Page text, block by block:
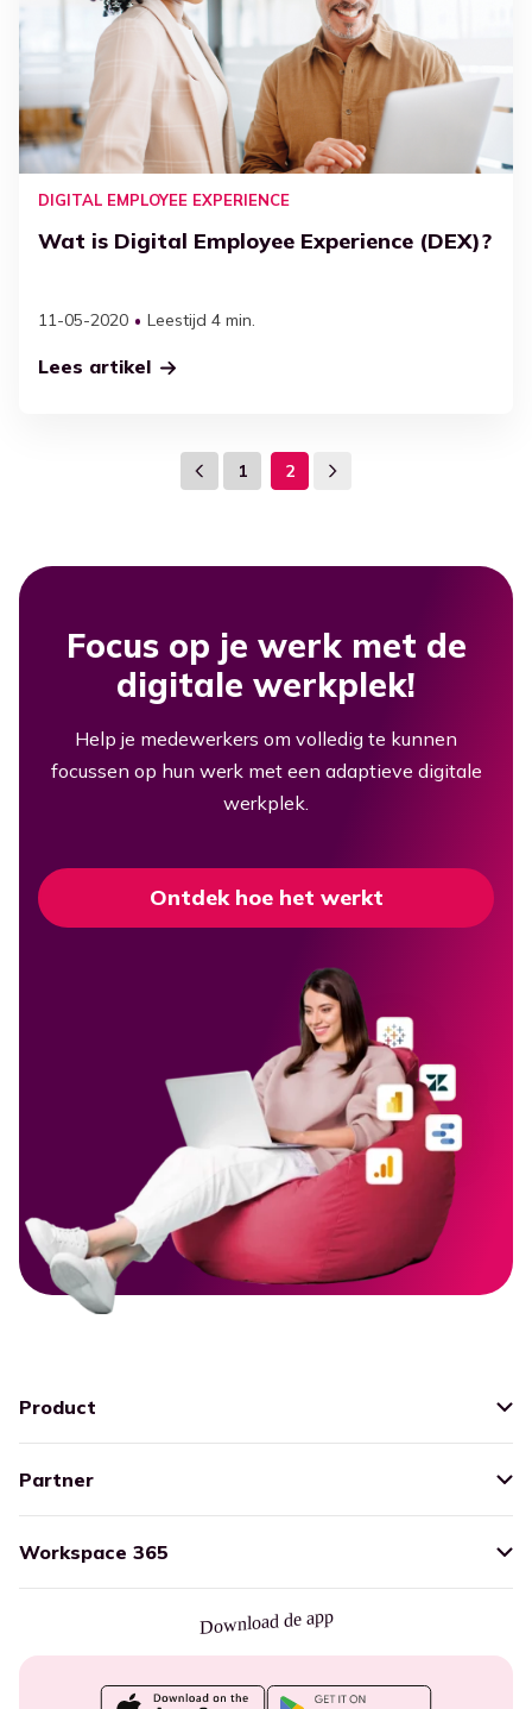
DIGITAL EMPLOYEE EXPERIENCE
Wat is Digital Employee Experience (DEX)?
11-05-2020 Leestijd 4 min.
Lees artikel
1 2
Focus op je werk met de
digitale werkplek!
Help je medewerkers om volledig te kunnen
focussen op hun werk met een adaptieve digitale
werkplek.
Ontdek hoe het werkt
Product
Partner
Workspace 365
Download de app